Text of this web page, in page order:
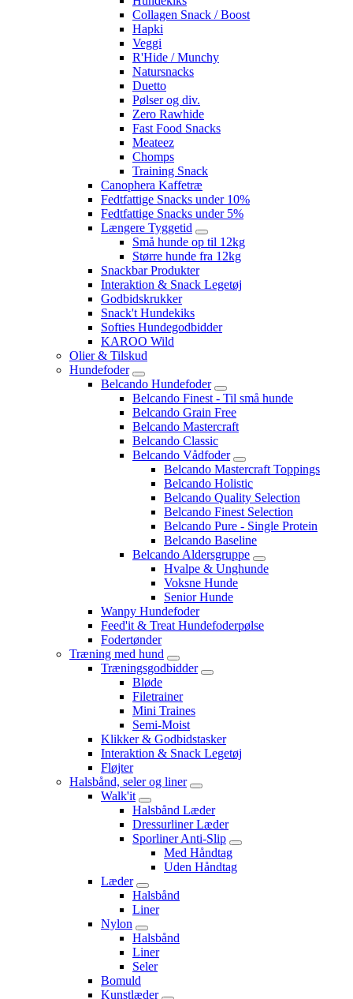
Collagen Snack / Boost
Hapki
Veggi
R'Hide / Munchy
Natursnacks
Duetto
Pølser og div.
Zero Rawhide
Fast Food Snacks
Meateez
Chomps
Training Snack
Canophera Kaffetræ
Fedtfattige Snacks under 10%
Fedtfattige Snacks under 5%
Længere Tyggetid
Små hunde op til 12kg
Større hunde fra 12kg
Snackbar Produkter
Interaktion & Snack Legetøj
Godbidskrukker
Snack't Hundekiks
Softies Hundegodbidder
KAROO Wild
Olier & Tilskud
Hundefoder
Belcando Hundefoder
Belcando Finest - Til små hunde
Belcando Grain Free
Belcando Mastercraft
Belcando Classic
Belcando Vådfoder
Belcando Mastercraft Toppings
Belcando Holistic
Belcando Quality Selection
Belcando Finest Selection
Belcando Pure - Single Protein
Belcando Baseline
Belcando Aldersgruppe
Hvalpe & Unghunde
Voksne Hunde
Senior Hunde
Wanpy Hundefoder
Feed'it & Treat Hundefoderpølse
Fodertønder
Træning med hund
Træningsgodbidder
Bløde
Filetrainer
Mini Traines
Semi-Moist
Klikker & Godbidstasker
Interaktion & Snack Legetøj
Fløjter
Halsbånd, seler og liner
Walk'it
Halsbånd Læder
Dressurliner Læder
Sporliner Anti-Slip
Med Håndtag
Uden Håndtag
Læder
Halsbånd
Liner
Nylon
Halsbånd
Liner
Seler
Bomuld
Kunstlæder